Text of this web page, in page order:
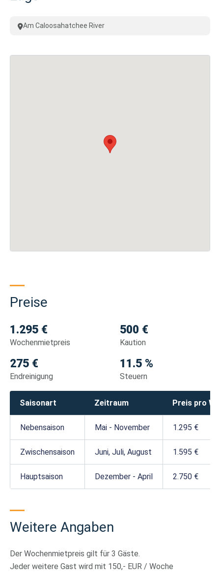
Am Caloosahatchee River
Preise
1.295 €
Wochenmietpreis
500 €
Kaution
275 €
Endreinigung
11.5 %
Steuern
Saisonart Zeitraum Preis pro
Nebensaison Mai - November 1.295 €
Zwischensaison Juni, Juli, August 1.595 €
Hauptsaison Dezember - April 2.750 €
Weitere Angaben
Der Wochenmietpreis gilt für 3 Gäste.
Jeder weitere Gast wird mit 150,- EUR / Woche